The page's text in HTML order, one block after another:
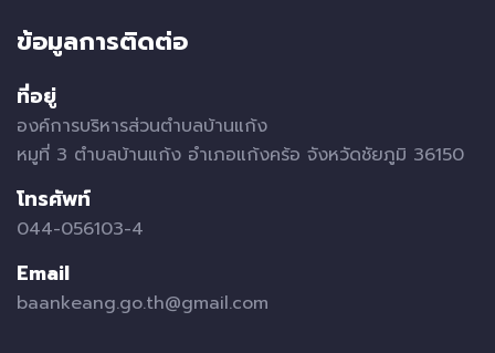
ข้อมูลการติดต่อ
ที่อยู่
องค์การบริหารส่วนตำบลบ้านแก้ง
หมูที่ 3 ตำบลบ้านแก้ง อำเภอแก้งคร้อ จังหวัดชัยภูมิ 36150
โทรศัพท์
044-056103-4
Email
baankeang.go.th@gmail.com